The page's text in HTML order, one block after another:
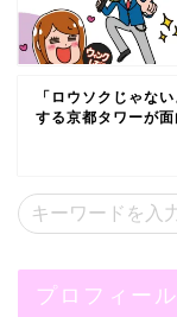
「ロウソクじゃな
する京都タワーが
プロフィール